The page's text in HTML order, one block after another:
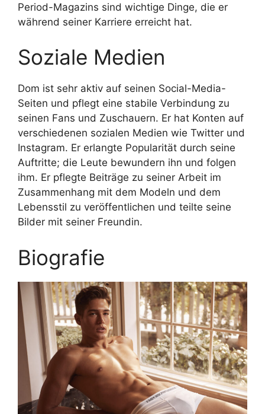
Period-Magazins sind wichtige Dinge, die er
während seiner Karriere erreicht hat.
Soziale Medien
Dom ist sehr aktiv auf seinen Social-Media-
Seiten und pflegt eine stabile Verbindung zu
seinen Fans und Zuschauern. Er hat Konten auf
verschiedenen sozialen Medien wie Twitter und
Instagram. Er erlangte Popularität durch seine
Auftritte; die Leute bewundern ihn und folgen
ihm. Er pflegte Beiträge zu seiner Arbeit im
Zusammenhang mit dem Modeln und dem
Lebensstil zu veröffentlichen und teilte seine
Bilder mit seiner Freundin.
Biografie